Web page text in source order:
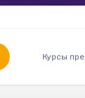
Курсы